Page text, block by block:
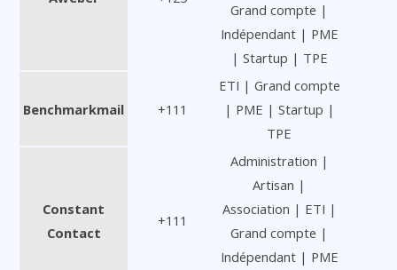
Grand compte |
Indépendant | PME
| Startup | TPE
Benchmarkmail +111
ETI | Grand compte
| PME | Startup |
TPE
Constant
Contact
+111
Administration |
Artisan |
Association | ETI |
Grand compte |
Indépendant | PME